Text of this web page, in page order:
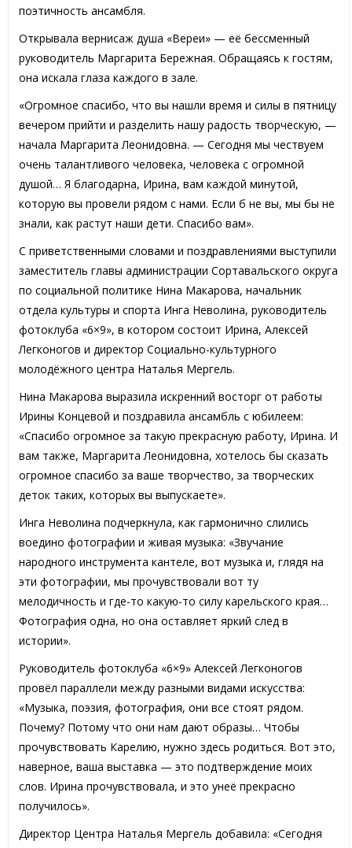
поэтичность ансамбля.
Открывала вернисаж душа «Вереи» — её бессменный
руководитель Маргарита Бережная. Обращаясь к гостям,
она искала глаза каждого в зале.
«Огромное спасибо, что вы нашли время и силы в пятницу
вечером прийти и разделить нашу радость творческую, —
начала Маргарита Леонидовна. — Сегодня мы чествуем
очень талантливого человека, человека с огромной
душой… Я благодарна, Ирина, вам каждой минутой,
которую вы провели рядом с нами. Если б не вы, мы бы не
знали, как растут наши дети. Спасибо вам».
С приветственными словами и поздравлениями выступили
заместитель главы администрации Сортавальского округа
по социальной политике Нина Макарова, начальник
отдела культуры и спорта Инга Неволина, руководитель
фотоклуба «6×9», в котором состоит Ирина, Алексей
Легконогов и директор Социально-культурного
молодёжного центра Наталья Мергель.
Нина Макарова выразила искренний восторг от работы
Ирины Концевой и поздравила ансамбль с юбилеем:
«Спасибо огромное за такую прекрасную работу, Ирина. И
вам также, Маргарита Леонидовна, хотелось бы сказать
огромное спасибо за ваше творчество, за творческих
деток таких, которых вы выпускаете».
Инга Неволина подчеркнула, как гармонично слились
воедино фотографии и живая музыка: «Звучание
народного инструмента кантеле, вот музыка и, глядя на
эти фотографии, мы прочувствовали вот ту
мелодичность и где-то какую-то силу карельского края…
Фотография одна, но она оставляет яркий след в
истории».
Руководитель фотоклуба «6×9» Алексей Легконогов
провёл параллели между разными видами искусства:
«Музыка, поэзия, фотография, они все стоят рядом.
Почему? Потому что они нам дают образы… Чтобы
прочувствовать Карелию, нужно здесь родиться. Вот это,
наверное, ваша выставка — это подтверждение моих
слов. Ирина прочувствовала, и это унеё прекрасно
получилось».
Директор Центра Наталья Мергель добавила: «Сегодня